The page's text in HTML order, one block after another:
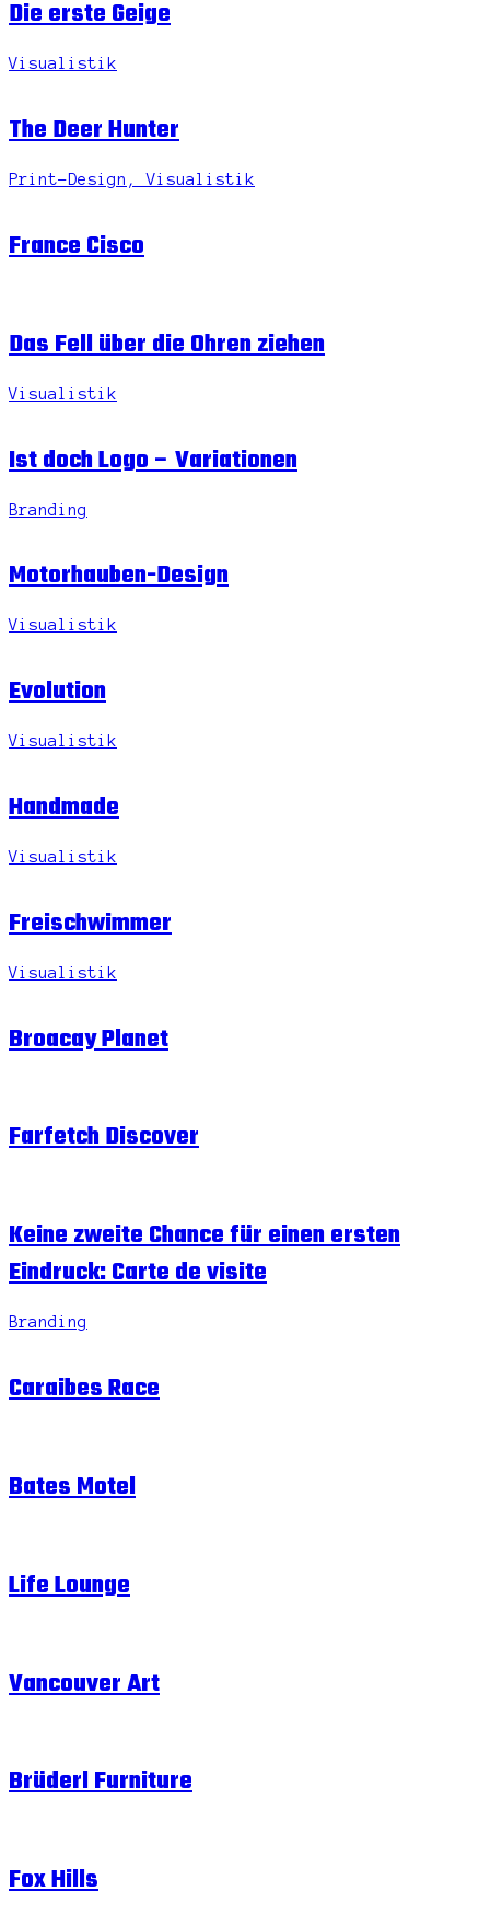
Die erste Geige
Visualistik
The Deer Hunter
Print-Design, Visualistik
France Cisco
Das Fell über die Ohren ziehen
Visualistik
Ist doch Logo – Variationen
Branding
Motorhauben-Design
Visualistik
Evolution
Visualistik
Handmade
Visualistik
Freischwimmer
Visualistik
Broacay Planet
Farfetch Discover
Keine zweite Chance für einen ersten
Eindruck: Carte de visite
Branding
Caraibes Race
Bates Motel
Life Lounge
Vancouver Art
Brüderl Furniture
Fox Hills